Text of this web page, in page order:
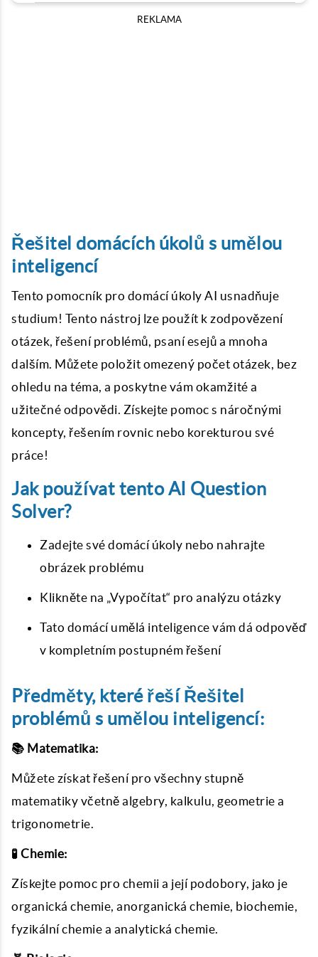
REKLAMA
Řešitel domácích úkolů s umělou
inteligencí
Tento pomocník pro domácí úkoly AI usnadňuje
studium! Tento nástroj lze použít k zodpovězení
otázek, řešení problémů, psaní esejů a mnoha
dalším. Můžete položit omezený počet otázek, bez
ohledu na téma, a poskytne vám okamžité a
užitečné odpovědi. Získejte pomoc s náročnými
koncepty, řešením rovnic nebo korekturou své
práce!
Jak používat tento AI Question
Solver?
Zadejte své domácí úkoly nebo nahrajte
obrázek problému
Klikněte na „Vypočítat“ pro analýzu otázky
Tato domácí umělá inteligence vám dá odpověď
v kompletním postupném řešení
Předměty, které řeší Řešitel
problémů s umělou inteligencí:
📚 Matematika:
Můžete získat řešení pro všechny stupně
matematiky včetně algebry, kalkulu, geometrie a
trigonometrie.
🧪 Chemie:
Získejte pomoc pro chemii a její podobory, jako je
organická chemie, anorganická chemie, biochemie,
fyzikální chemie a analytická chemie.